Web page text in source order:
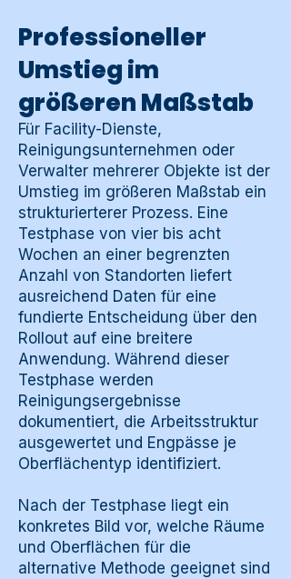
Professioneller
Umstieg im
größeren Maßstab
Für Facility-Dienste,
Reinigungsunternehmen oder
Verwalter mehrerer Objekte ist der
Umstieg im größeren Maßstab ein
strukturierterer Prozess. Eine
Testphase von vier bis acht
Wochen an einer begrenzten
Anzahl von Standorten liefert
ausreichend Daten für eine
fundierte Entscheidung über den
Rollout auf eine breitere
Anwendung. Während dieser
Testphase werden
Reinigungsergebnisse
dokumentiert, die Arbeitsstruktur
ausgewertet und Engpässe je
Oberflächentyp identifiziert.
Nach der Testphase liegt ein
konkretes Bild vor, welche Räume
und Oberflächen für die
alternative Methode geeignet sind